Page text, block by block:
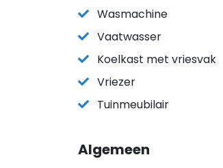
Wasmachine
Vaatwasser
Koelkast met vriesvak
Vriezer
Tuinmeubilair
Algemeen